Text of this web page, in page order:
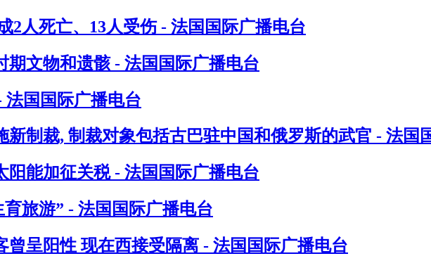
2人死亡、13人受伤 - 法国国际广播电台
期文物和遗骸 - 法国国际广播电台
国国际广播电台
新制裁, 制裁对象包括古巴驻中国和俄罗斯的武官 - 法国
阳能加征关税 - 法国国际广播电台
旅游” - 法国国际广播电台
曾呈阳性 现在西接受隔离 - 法国国际广播电台